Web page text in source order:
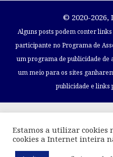
© 2020-2026,
Alguns posts podem conter
participante no Programa de
um programa de publicidade
um meio para os sites
publicidade e links
Estamos a utilizar cookies
cookies a Internet inteira